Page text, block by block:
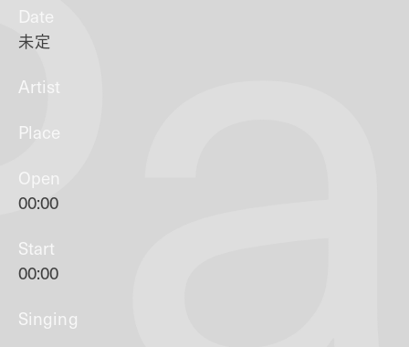
Date
未定
Artist
Place
Open
00:00
Start
00:00
Singing